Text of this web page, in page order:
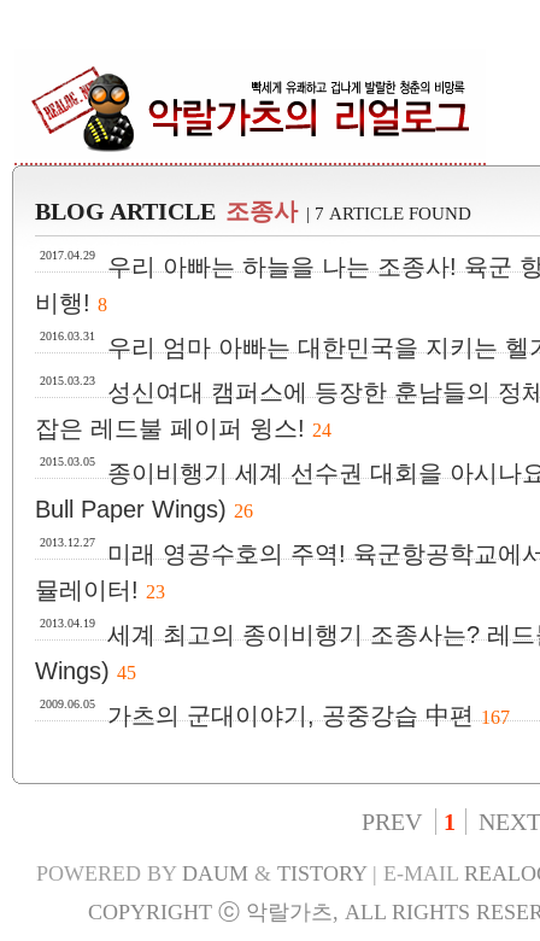
BLOG ARTICLE 조종사 | 7 ARTICLE FOUND
2017.04.29
우리 아빠는 하늘을 나는 조종사! 육군
비행! 8
2016.03.31 우리 엄마 아빠는 대한민국을 지키는 헬
2015.03.23
성신여대 캠퍼스에 등장한 훈남들의 정
잡은 레드불 페이퍼 윙스! 24
2015.03.05
종이비행기 세계 선수권 대회을 아시나
Bull Paper Wings) 26
2013.12.27
미래 영공수호의 주역! 육군항공학교에
뮬레이터! 23
2013.04.19
세계 최고의 종이비행기 조종사는? 레
Wings) 45
2009.06.05 가츠의 군대이야기, 공중강습 中편 167
PREV 1 NEXT
POWERED BY DAUM& TISTORY| E-MAIL
COPYRIGHT ⓒ 악랄가츠, ALL RIGHTS